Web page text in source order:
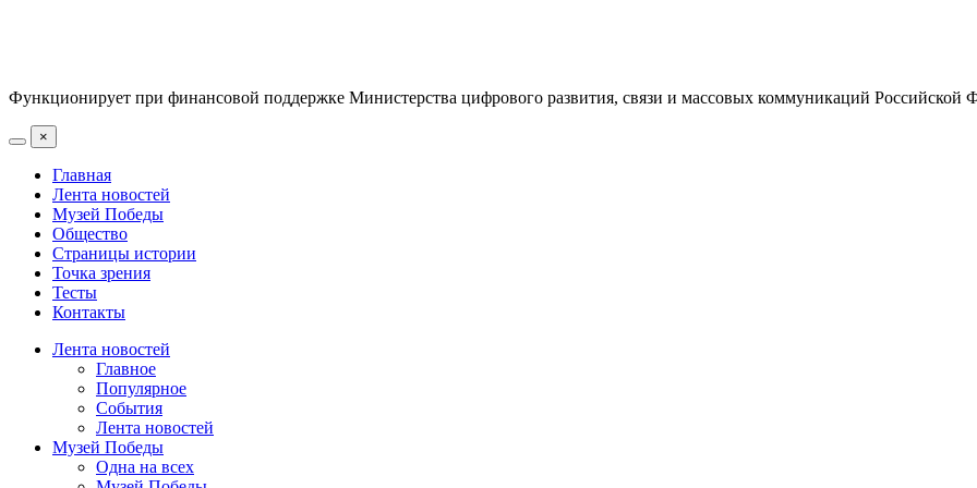
Функционирует при финансовой поддержке Министерства цифрового развития, связи и массовых коммуникаций Российской
×
Главная
Лента новостей
Музей Победы
Общество
Страницы истории
Точка зрения
Тесты
Контакты
Лента новостей
Главное
Популярное
События
Лента новостей
Музей Победы
Одна на всех